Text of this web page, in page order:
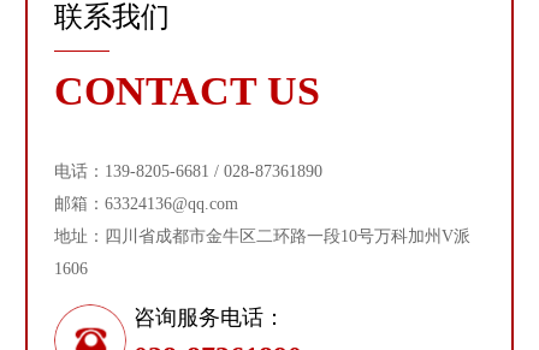
联系我们
CONTACT US
电话：139-8205-6681 / 028-87361890
邮箱：63324136@qq.com
地址：四川省成都市金牛区二环路一段10号万科加州V派
1606
咨询服务电话：